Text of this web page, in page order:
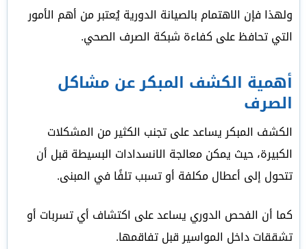
ولهذا فإن الاهتمام بالصيانة الدورية يُعتبر من أهم الأمور
التي تحافظ على كفاءة شبكة الصرف الصحي.
أهمية الكشف المبكر عن مشاكل
الصرف
الكشف المبكر يساعد على تجنب الكثير من المشكلات
الكبيرة، حيث يمكن معالجة الانسدادات البسيطة قبل أن
تتحول إلى أعطال مكلفة أو تسبب تلفًا في المبنى.
كما أن الفحص الدوري يساعد على اكتشاف أي تسربات أو
تشققات داخل المواسير قبل تفاقمها.